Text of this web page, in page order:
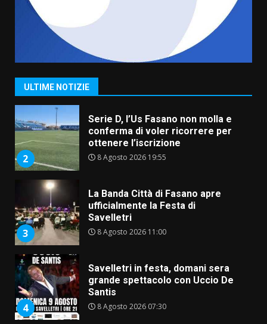
ULTIME NOTIZIE
7 Agosto 2026 06:00
1
Grande successo per la “Sagra
del Pesce Spada” a Savelletri
9 Agosto 2026 07:32
2
Serie D, l’Us Fasano non molla e
conferma di voler ricorrere per
ottenere l’iscrizione
8 Agosto 2026 19:55
3
La Banda Città di Fasano apre
ufficialmente la Festa di
Savelletri
8 Agosto 2026 11:00
4
Savelletri in festa, domani sera
grande spettacolo con Uccio De
Santis
8 Agosto 2026 07:30